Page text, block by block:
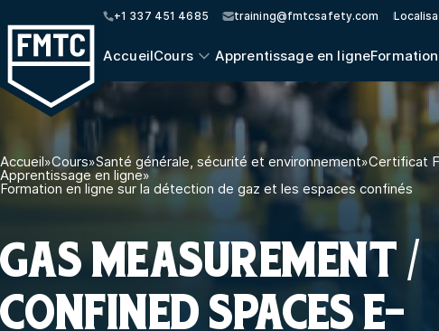
+1 337 451 4685 training@fmtcsafety.com
AccueilCours Apprentissage en ligne
Accueil»Cours»Santé générale, sécurité et environnement»Certificat
Apprentissage en ligne»
Formation en ligne sur la détection de gaz et les espaces confinés
GAS MEASUREMENT /
CONFINED SPACES E-